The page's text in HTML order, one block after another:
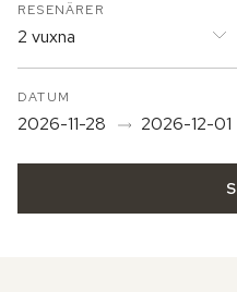
DATUM
2026-11-28 2026-12-01
RESENÄRER
2 vuxna